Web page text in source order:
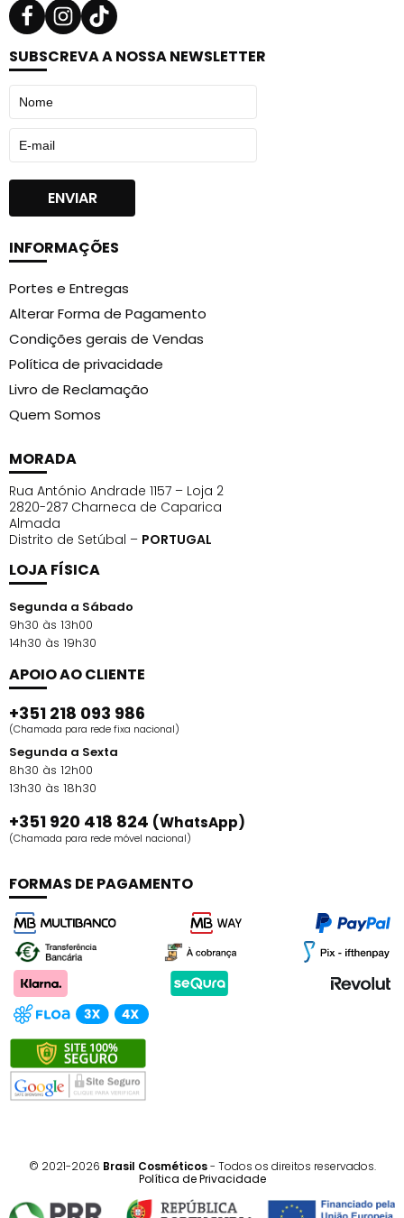
SUBSCREVA A NOSSA NEWSLETTER
INFORMAÇÕES
Portes e Entregas
Alterar Forma de Pagamento
Condições gerais de Vendas
Política de privacidade
Livro de Reclamação
Quem Somos
MORADA
Rua António Andrade 1157 – Loja 2
2820-287 Charneca de Caparica
Almada
Distrito de Setúbal – PORTUGAL
LOJA FÍSICA
Segunda a Sábado
9h30 às 13h00
14h30 às 19h30
APOIO AO CLIENTE
+351 218 093 986
(Chamada para rede fixa nacional)
Segunda a Sexta
8h30 às 12h00
13h30 às 18h30
+351 920 418 824 (WhatsApp)
(Chamada para rede móvel nacional)
FORMAS DE PAGAMENTO
© 2021-2026 Brasil Cosméticos- Todos os direitos reservados.
Política de Privacidade